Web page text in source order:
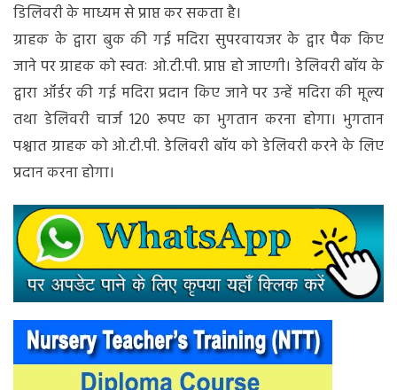
डिलिवरी के माध्यम से प्राप्त कर सकता है।
ग्राहक के द्वारा बुक की गई मदिरा सुपरवायजर के द्वार पैक किए
जाने पर ग्राहक को स्वतः ओ.टी.पी. प्राप्त हो जाएगी। डेलिवरी बॉय के
द्वारा ऑर्डर की गई मदिरा प्रदान किए जाने पर उन्हें मदिरा की मूल्य
तथा डेलिवरी चार्ज 120 रूपए का भुगतान करना होगा। भुगतान
पश्चात ग्राहक को ओ.टी.पी. डेलिवरी बॉय को डेलिवरी करने के लिए
प्रदान करना होगा।